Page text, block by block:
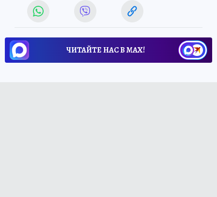
ЧИТАЙТЕ НАС В МАХ!